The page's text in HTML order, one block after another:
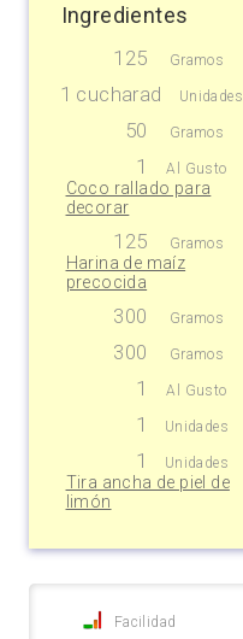
Ingredientes
125 Gramos
1 cucharad Unidades
50 Gramos
1 Al Gusto
Coco rallado para
decorar
125 Gramos
Harina de maíz
precocida
300 Gramos
300 Gramos
1 Al Gusto
1 Unidades
1 Unidades
Tira ancha de piel de
limón
Facilidad